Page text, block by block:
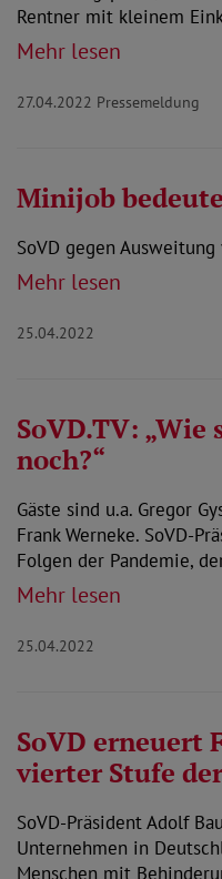
Rentner mit kleinem
Mehr lesen
27.04.2022 Pressemeldung
Minijob
SoVD gegen
Mehr lesen
25.04.2022
SoVD.TV:
noch?“
Gäste sind u.a. Gregor
Frank Werneke. SoVD-
Folgen der Pandemie,
Mehr lesen
25.04.2022
SoVD erneuert
vierter Stufe
SoVD-Präsident Adolf
Unternehmen in
Menschen mit